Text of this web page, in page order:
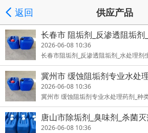
返回 供应产品
长春市 阻垢剂_反渗透阻垢剂
2026-06-08 10:36
长春市阻垢剂_反渗透阻垢剂_水处理
中的锅炉常常有坚硬的水垢及腐蚀，
力
冀州市 缓蚀阻垢剂专业水处
剂生产厂家
2026-06-08 10:36
冀州市 缓蚀阻垢剂专业水处理药剂_种
垢剂用于循环水和锅炉水的缓蚀阻垢
却
唐山市除垢剂_臭味剂_杀菌
2026-06-08 10:36